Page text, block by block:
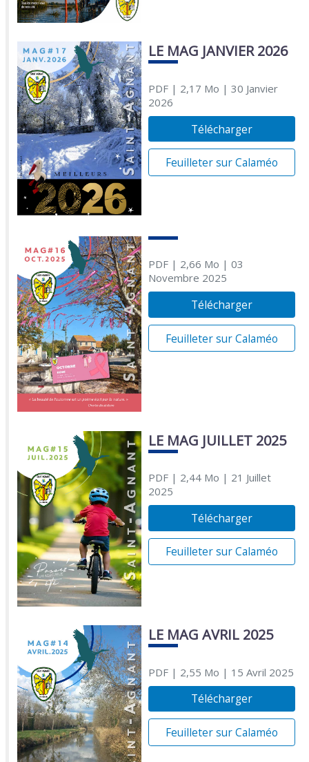
LE MAG JANVIER 2026
PDF| 2,17 Mo | 30 Janvier
2026
Télécharger
Feuilleter sur Calaméo
PDF| 2,66 Mo | 03
Novembre 2025
Télécharger
Feuilleter sur Calaméo
LE MAG JUILLET 2025
PDF| 2,44 Mo | 21 Juillet
2025
Télécharger
Feuilleter sur Calaméo
LE MAG AVRIL 2025
PDF| 2,55 Mo | 15 Avril 2025
Télécharger
Feuilleter sur Calaméo